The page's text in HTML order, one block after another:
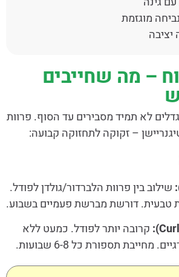
מוגזמת
– מה שחייבים
לא תמיד מסבירים עד הסוף. פרוות
– זקוקה לתחזוקה קבועה:
שילוב בין פרוות הלברדור/גולדן לפודל.
טבעית. דורשת מברשת פעמיים בשבוע.
קרובה יותר לפודל. כמעט ללא
תספורת כל 6-8 שבועות.